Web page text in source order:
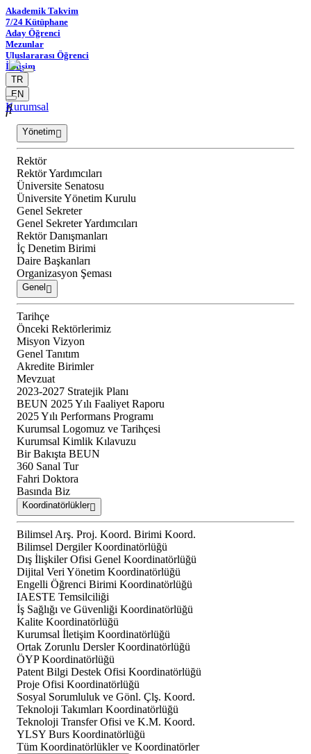
Akademik Takvim
7/24 Kütüphane
Aday Öğrenci
Mezunlar
Uluslararası Öğrenci
İletişim
TR
EN
Kurumsal
Yönetim
Rektör
Rektör Yardımcıları
Üniversite Senatosu
Üniversite Yönetim Kurulu
Genel Sekreter
Genel Sekreter Yardımcıları
Rektör Danışmanları
İç Denetim Birimi
Daire Başkanları
Organizasyon Şeması
Genel
Tarihçe
Önceki Rektörlerimiz
Misyon Vizyon
Genel Tanıtım
Akredite Birimler
Mevzuat
2023-2027 Stratejik Planı
BEUN 2025 Yılı Faaliyet Raporu
2025 Yılı Performans Programı
Kurumsal Logomuz ve Tarihçesi
Kurumsal Kimlik Kılavuzu
Bir Bakışta BEUN
360 Sanal Tur
Fahri Doktora
Basında Biz
Koordinatörlükler
Bilimsel Arş. Proj. Koord. Birimi Koord.
Bilimsel Dergiler Koordinatörlüğü
Dış İlişkiler Ofisi Genel Koordinatörlüğü
Dijital Veri Yönetim Koordinatörlüğü
Engelli Öğrenci Birimi Koordinatörlüğü
IAESTE Temsilciliği
İş Sağlığı ve Güvenliği Koordinatörlüğü
Kalite Koordinatörlüğü
Kurumsal İletişim Koordinatörlüğü
Ortak Zorunlu Dersler Koordinatörlüğü
ÖYP Koordinatörlüğü
Patent Bilgi Destek Ofisi Koordinatörlüğü
Proje Ofisi Koordinatörlüğü
Sosyal Sorumluluk ve Gönl. Çlş. Koord.
Teknoloji Takımları Koordinatörlüğü
Teknoloji Transfer Ofisi ve K.M. Koord.
YLSY Burs Koordinatörlüğü
Tüm Koordinatörlükler ve Koordinatörler